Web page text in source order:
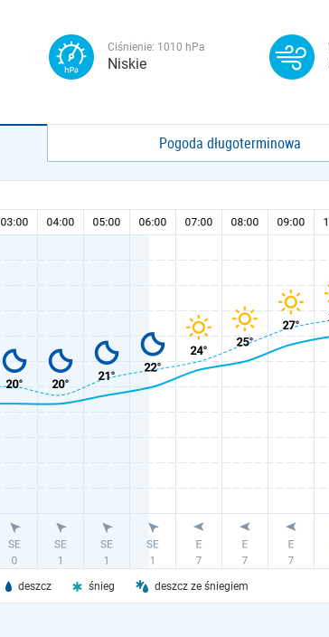
Ciśnienie: 1010 hPa
Niskie
Pogoda długoterminowa
deszcz śnieg deszcz ze śniegiem